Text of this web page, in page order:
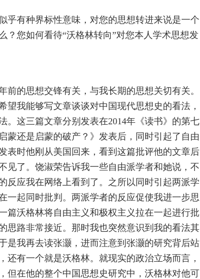
乎有种界标性意味，对您的思想转进来说是一个
？您如何看待“沃格林转向”对您本人学术思想发
前的思想交锋有关，与我长期的思想关切有关。
望我能够写文章谈谈对中国现代思想史的看法，
。这三篇文章分别发表在2014年《读书》的第七
蒙还是启蒙的破产？》发表后，同时引起了自由
表时他刚从美国回来，看到这篇批评他的文章后
见了。饶淑荣告诉我一些自由派学者和她说，不
反应我在网络上看到了。之所以同时引起两派学
一起同时批判。两派学者的反应促使我进一步思
篇沃格林将自由主义和极权主义拉在一起进行批
思路非常接近。那时我也突然意识到我的看法其
是我再去读张灏，进而注意到张灏的研究背后站
有一个就是沃格林。就现实的政治立场而言，
但在他的整个中国思想史研究中，沃格林对他可